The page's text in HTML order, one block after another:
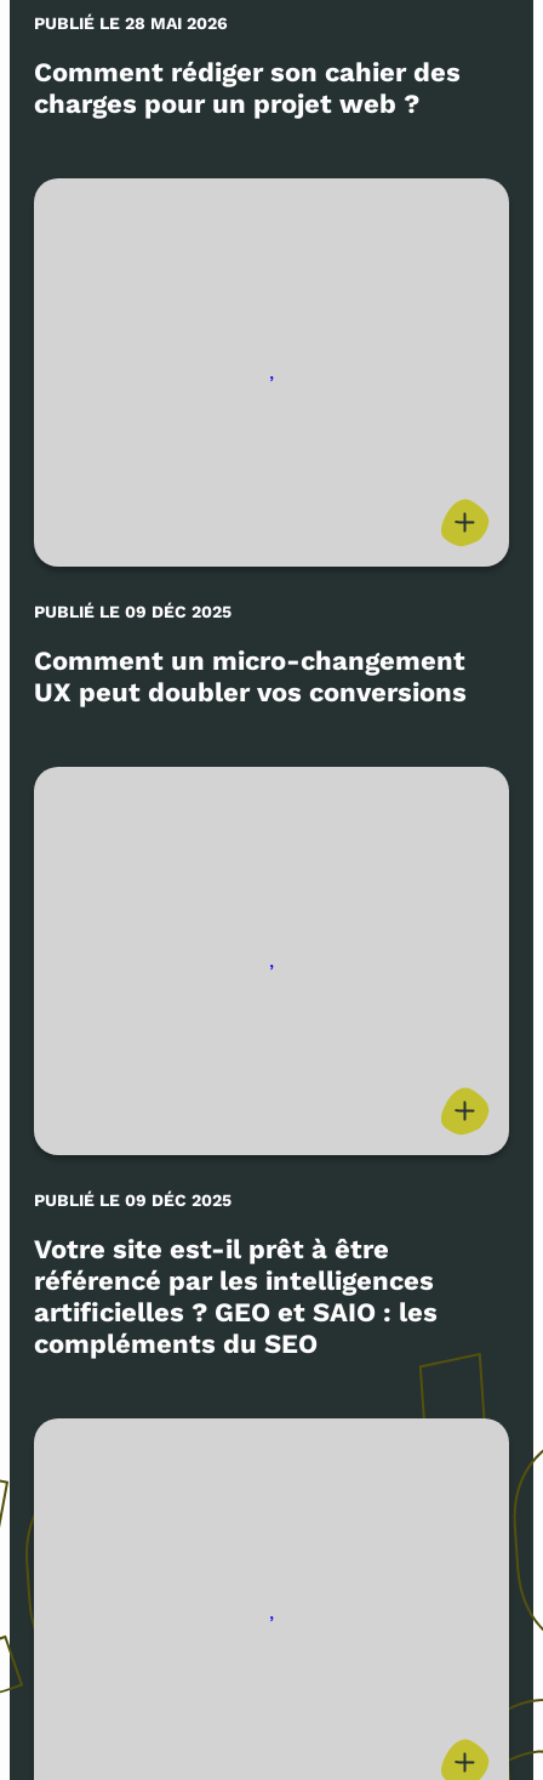
PUBLIÉ LE 28 MAI 2026
Comment rédiger son cahier des
charges pour un projet web ?
,
PUBLIÉ LE 09 DÉC 2025
Comment un micro-changement
UX peut doubler vos conversions
,
PUBLIÉ LE 09 DÉC 2025
Votre site est-il prêt à être
référencé par les intelligences
artificielles ? GEO et SAIO : les
compléments du SEO
,